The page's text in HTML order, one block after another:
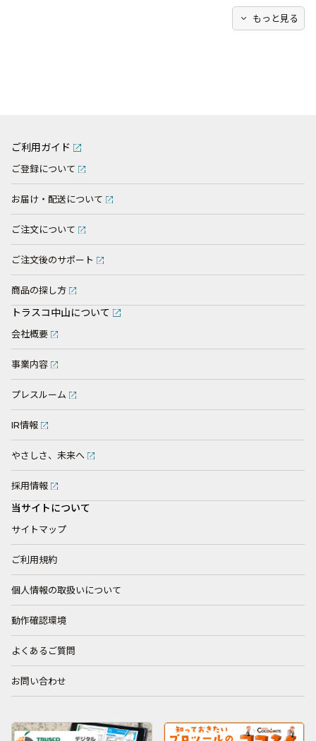
expand_more もっと見る
ご利用ガイド
ご登録について
お届け・配送について
ご注文について
ご注文後のサポート
商品の探し方
トラスコ中山について
会社概要
事業内容
プレスルーム
IR情報
やさしさ、未来へ
採用情報
当サイトについて
サイトマップ
ご利用規約
個人情報の取扱いについて
動作確認環境
よくあるご質問
お問い合わせ